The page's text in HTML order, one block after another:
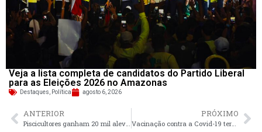
Veja a lista completa de candidatos do Partido Liberal
para as Eleições 2026 no Amazonas
Destaques, Política agosto 6, 2026
ANTERIOR
Piscicultores ganham 20 mil alevinos
PRÓXIMO
Vacinação contra a Covid-19 terá 39 pontos em funcionamento nesta quarta-feira